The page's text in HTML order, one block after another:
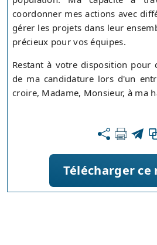
coordonner mes actions avec
gérer les projets dans leur
précieux pour vos équipes.
Restant à votre disposition pour
de ma candidature lors d'un
croire, Madame, Monsieur, à ma
Télécharger ce